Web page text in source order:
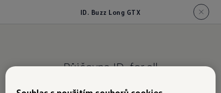
ID. Buzz Long GTX
Půjčovna ID. for all
ID. Buzz Long GTX